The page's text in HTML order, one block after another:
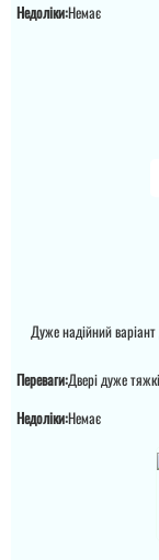
Заказали
понедельник
Двери
Недоліки:Немає
Дуже надійний варіант
Переваги:Двері дуже
Недоліки:Немає